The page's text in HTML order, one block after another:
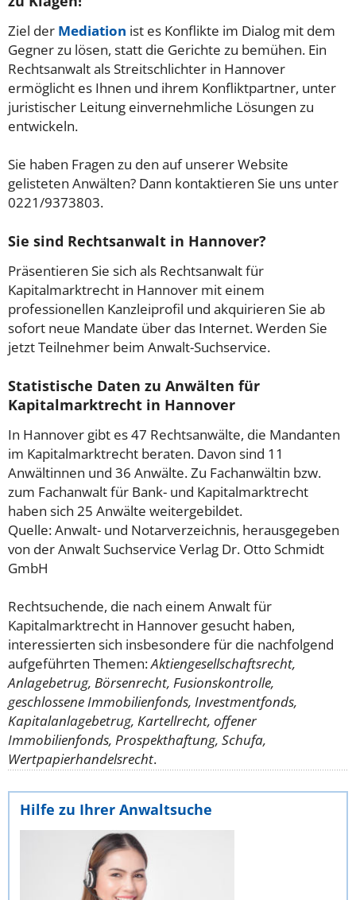
Ziel der Mediation ist es Konflikte im Dialog mit dem
Gegner zu lösen, statt die Gerichte zu bemühen. Ein
Rechtsanwalt als Streitschlichter in Hannover
ermöglicht es Ihnen und ihrem Konfliktpartner, unter
juristischer Leitung einvernehmliche Lösungen zu
entwickeln.
Sie haben Fragen zu den auf unserer Website
gelisteten Anwälten? Dann kontaktieren Sie uns unter
0221/9373803.
Sie sind Rechtsanwalt in Hannover?
Präsentieren Sie sich als Rechtsanwalt für
Kapitalmarktrecht in Hannover mit einem
professionellen Kanzleiprofil und akquirieren Sie ab
sofort neue Mandate über das Internet. Werden Sie
jetzt Teilnehmer beim Anwalt-Suchservice.
Statistische Daten zu Anwälten für
Kapitalmarktrecht in Hannover
In Hannover gibt es 47 Rechtsanwälte, die Mandanten
im Kapitalmarktrecht beraten. Davon sind 11
Anwältinnen und 36 Anwälte. Zu Fachanwältin bzw.
zum Fachanwalt für Bank- und Kapitalmarktrecht
haben sich 25 Anwälte weitergebildet.
Quelle: Anwalt- und Notarverzeichnis, herausgegeben
von der Anwalt Suchservice Verlag Dr. Otto Schmidt
GmbH
Rechtsuchende, die nach einem Anwalt für
Kapitalmarktrecht in Hannover gesucht haben,
interessierten sich insbesondere für die nachfolgend
aufgeführten Themen:Aktiengesellschaftsrecht,
Anlagebetrug, Börsenrecht, Fusionskontrolle,
geschlossene Immobilienfonds, Investmentfonds,
Kapitalanlagebetrug, Kartellrecht, offener
Immobilienfonds, Prospekthaftung, Schufa,
Wertpapierhandelsrecht.
Hilfe zu Ihrer Anwaltsuche